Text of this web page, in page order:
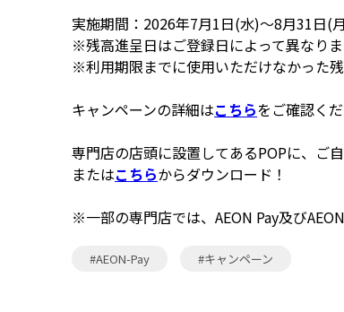
実施期間：2026年7月1日(水)～8月31日(
※残高進呈日はご登録日によって異なり
※利用期限までに使用いただけなかった
キャンペーンの詳細はこちらをご確認くだ
専門店の店頭に設置してあるPOPに、ご
またはこちらからダウンロード！
※一部の専門店では、AEON Pay及び
#AEON-Pay #キャンペーン